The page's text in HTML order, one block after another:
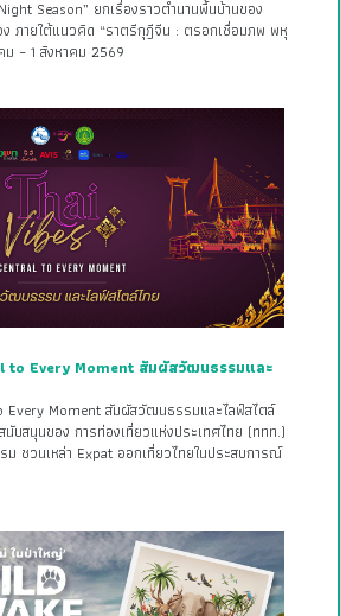
Season” ยกเรื่องราวตำนานพื้นบ้านของ
ง ภายใต้แนวคิด “ราตรีกุฎีจีน : ตรอกเชื่อมภพ พหุ
ม – 1 สิงหาคม 2569
to Every Moment สัมผัสวัฒนธรรมและ
Moment สัมผัสวัฒนธรรมและไลฟ์สไตล์
นับสนุนของ การท่องเที่ยวแห่งประเทศไทย (ททท.)
ชวนเหล่า Expat ออกเที่ยวไทยในประสบการณ์